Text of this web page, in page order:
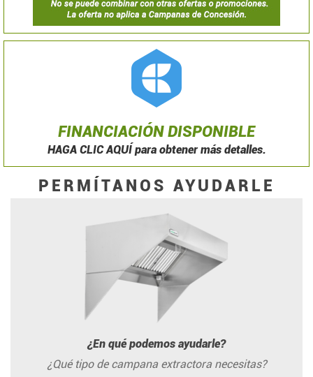
FINANCIACIÓN DISPONIBLE
HAGA CLIC AQUÍ para obtener más detalles.
PERMÍTANOS AYUDARLE
¿En qué podemos ayudarle?
¿Qué tipo de campana extractora necesitas?